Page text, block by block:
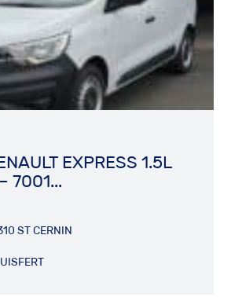
EXPRESS 1.5L
7001...
ST CERNIN